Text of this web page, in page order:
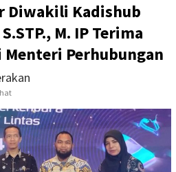
Diwakili Kadishub
M. IP Terima
Menteri Perhubungan